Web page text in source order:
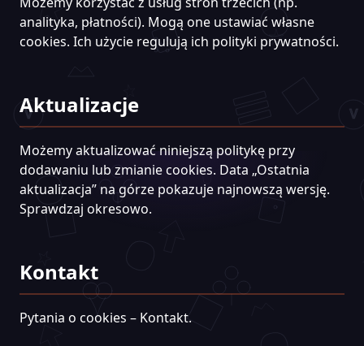
analityka, płatności). Mogą one ustawiać własne
cookies. Ich użycie regulują ich polityki prywatności.
Aktualizacje
Możemy aktualizować niniejszą politykę przy
dodawaniu lub zmianie cookies. Data „Ostatnia
aktualizacja” na górze pokazuje najnowszą wersję.
Sprawdzaj okresowo.
Kontakt
Pytania o cookies – Kontakt.